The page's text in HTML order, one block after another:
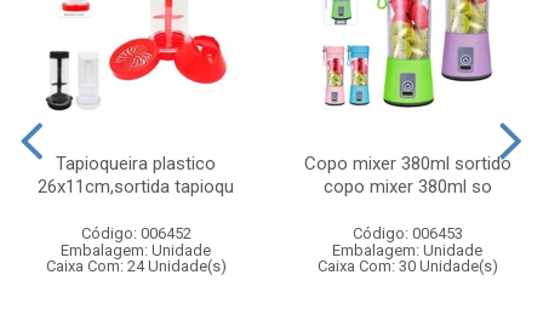
Tapioqueira plastico
26x11cm,sortida tapioqu
Código: 006452
Embalagem: Unidade
Caixa Com: 24 Unidade(s)
Copo mixer 380ml sortido
copo mixer 380ml so
Código: 006453
Embalagem: Unidade
Caixa Com: 30 Unidade(s)